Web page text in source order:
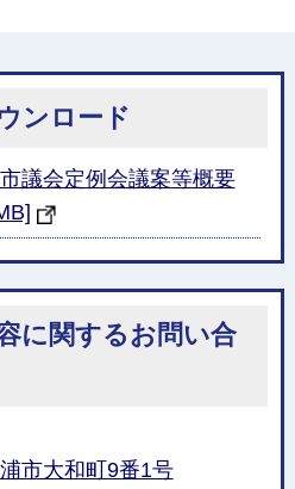
ンロード
議会定例会議案等概要
に関するお問い合
市大和町9番1号